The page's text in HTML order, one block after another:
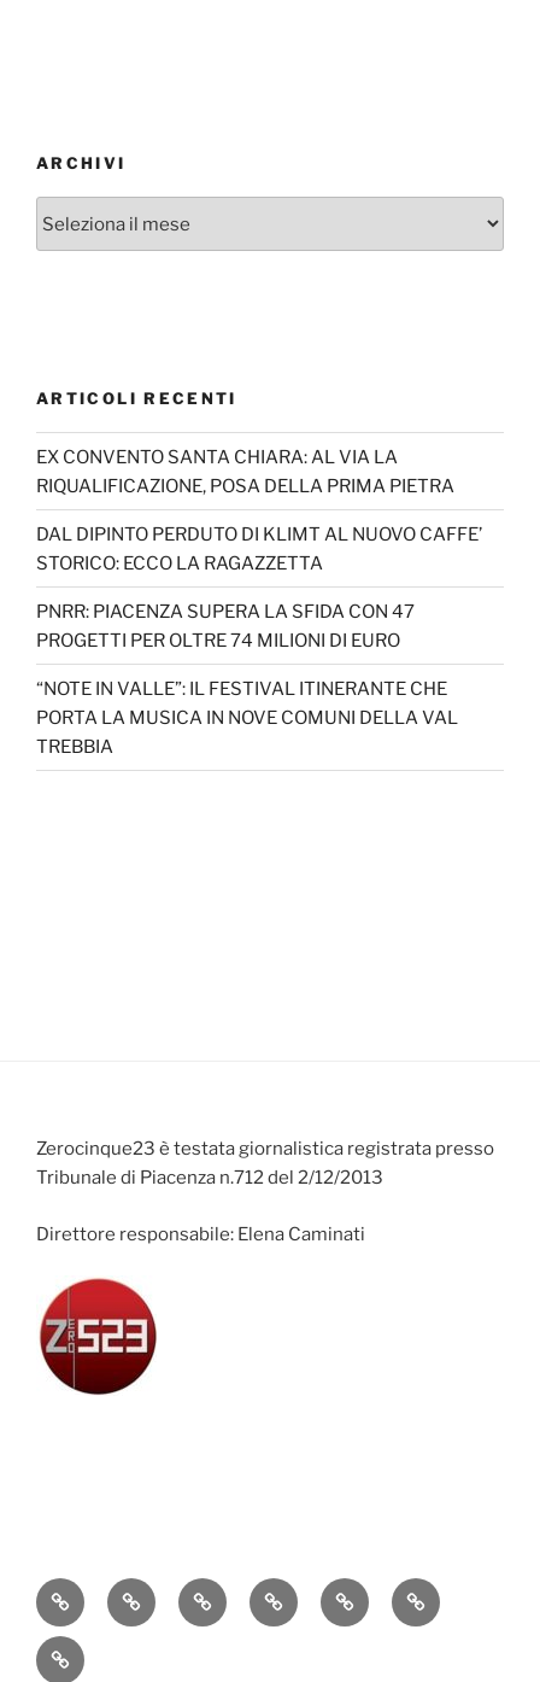
ARCHIVI
ARTICOLI RECENTI
EX CONVENTO SANTA CHIARA: AL VIA LA
RIQUALIFICAZIONE, POSA DELLA PRIMA PIETRA
DAL DIPINTO PERDUTO DI KLIMT AL NUOVO CAFFE’
STORICO: ECCO LA RAGAZZETTA
PNRR: PIACENZA SUPERA LA SFIDA CON 47
PROGETTI PER OLTRE 74 MILIONI DI EURO
“NOTE IN VALLE”: IL FESTIVAL ITINERANTE CHE
PORTA LA MUSICA IN NOVE COMUNI DELLA VAL
TREBBIA
Zerocinque23 è testata giornalistica registrata presso
Tribunale di Piacenza n.712 del 2/12/2013
Direttore responsabile: Elena Caminati
AttualitàCronacaPolitica EconomiaCultura Sport
Contatti